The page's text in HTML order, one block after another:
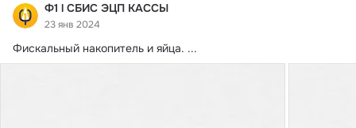
Ф1 l СБИС ЭЦП КАССЫ
23 янв 2024
Фискальный накопитель и яйца. ...